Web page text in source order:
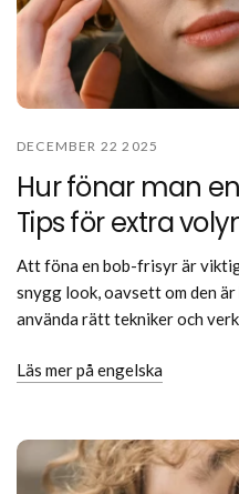
DECEMBER 22 2025
Hur fönar man
Tips för extra
Att föna en bob-frisyr är
snygg look, oavsett om den
använda rätt tekniker och
Läs mer på engelska